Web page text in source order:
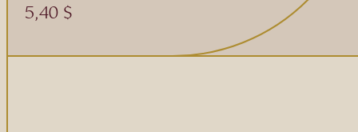
5,40 $